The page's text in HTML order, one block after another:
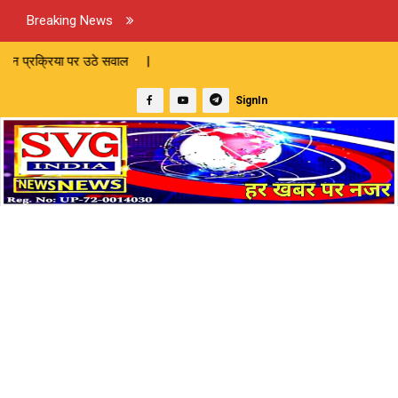
Breaking News
उठे सवाल |
SignIn